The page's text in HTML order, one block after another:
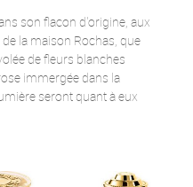
son flacon d'origine, aux
la maison Rochas, que
de fleurs blanches
immergée dans la
seront quant à eux